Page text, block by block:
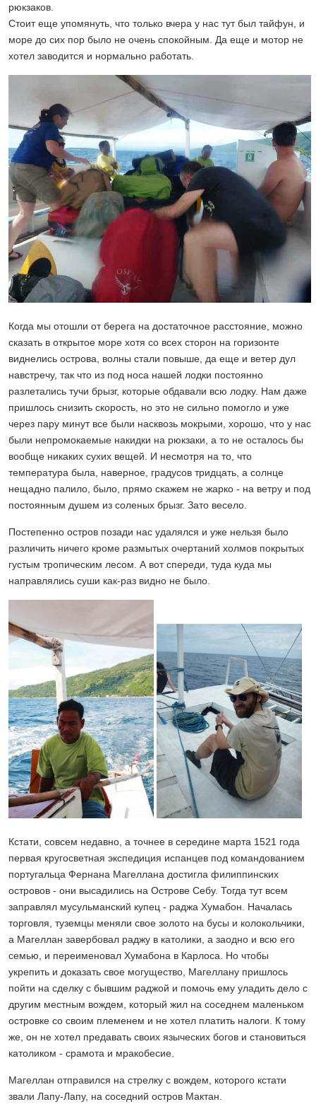
рюкзаков.
Стоит еще упомянуть, что только вчера у нас тут был тайфун, и
море до сих пор было не очень спокойным. Да еще и мотор не
хотел заводится и нормально работать.
Когда мы отошли от берега на достаточное расстояние, можно
сказать в открытое море хотя со всех сторон на горизонте
виднелись острова, волны стали повыше, да еще и ветер дул
навстречу, так что из под носа нашей лодки постоянно
разлетались тучи брызг, которые обдавали всю лодку. Нам даже
пришлось снизить скорость, но это не сильно помогло и уже
через пару минут все были насквозь мокрыми, хорошо, что у нас
были непромокаемые накидки на рюкзаки, а то не осталось бы
вообще никаких сухих вещей. И несмотря на то, что
температура была, наверное, градусов тридцать, а солнце
нещадно палило, было, прямо скажем не жарко - на ветру и под
постоянным душем из соленых брызг. Зато весело.
Постепенно остров позади нас удалялся и уже нельзя было
различить ничего кроме размытых очертаний холмов покрытых
густым тропическим лесом. А вот спереди, туда куда мы
направлялись суши как-раз видно не было.
Кстати, совсем недавно, а точнее в середине марта 1521 года
первая кругосветная экспедиция испанцев под командованием
португальца Фернана Магеллана достигла филиппинских
островов - они высадились на Острове Себу. Тогда тут всем
заправлял мусульманский купец - раджа Хумабон. Началась
торговля, туземцы меняли свое золото на бусы и колокольчики,
а Магеллан завербовал раджу в католики, а заодно и всю его
семью, и переименовал Хумабона в Карлоса. Но чтобы
укрепить и доказать свое могущество, Магеллану пришлось
пойти на сделку с бывшим раджой и помочь ему уладить дело с
другим местным вождем, который жил на соседнем маленьком
островке со своим племенем и не хотел платить налоги. К тому
же, он не хотел предавать своих языческих богов и становиться
католиком - срамота и мракобесие.
Магеллан отправился на стрелку с вождем, которого кстати
звали Лапу-Лапу, на соседний остров Мактан.